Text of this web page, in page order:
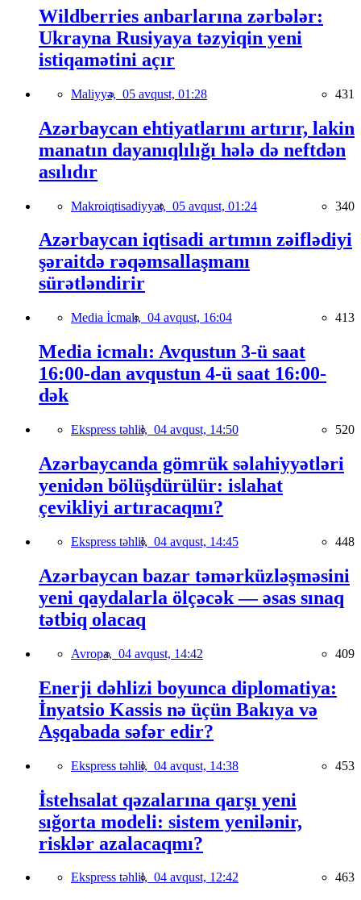
Wildberries anbarlarına zərbələr:
Ukrayna Rusiyaya təzyiqin yeni
istiqamətini açır
Maliyyə, 05 avqust, 01:28 431
Azərbaycan ehtiyatlarını artırır, lakin
manatın dayanıqlılığı hələ də neftdən
asılıdır
Makroiqtisadiyyat, 05 avqust, 01:24 340
Azərbaycan iqtisadi artımın zəiflədiyi
şəraitdə rəqəmsallaşmanı
sürətləndirir
Media İcmalı, 04 avqust, 16:04 413
Media icmalı: Avqustun 3-ü saat
16:00-dan avqustun 4-ü saat 16:00-
dək
Ekspress təhlil, 04 avqust, 14:50 520
Azərbaycanda gömrük səlahiyyətləri
yenidən bölüşdürülür: islahat
çevikliyi artıracaqmı?
Ekspress təhlil, 04 avqust, 14:45 448
Azərbaycan bazar təmərküzləşməsini
yeni qaydalarla ölçəcək — əsas sınaq
tətbiq olacaq
Avropa, 04 avqust, 14:42 409
Enerji dəhlizi boyunca diplomatiya:
İnyatsio Kassis nə üçün Bakıya və
Aşqabada səfər edir?
Ekspress təhlil, 04 avqust, 14:38 453
İstehsalat qəzalarına qarşı yeni
sığorta modeli: sistem yenilənir,
risklər azalacaqmı?
Ekspress təhlil, 04 avqust, 12:42 463